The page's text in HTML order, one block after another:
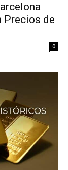
Precios de
0